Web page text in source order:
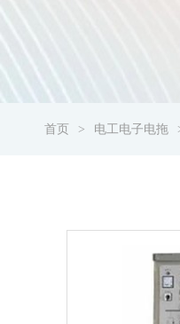
首页 电工电子电拖